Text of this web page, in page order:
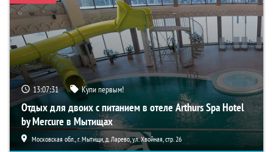
13:07:30 Купи первым!
Отдых для двоих с питанием в отеле Arthurs Spa Hotel
by Mercure в Мытищах
Московская обл., г. Мытищи, д. Ларево, ул. Хвойная, стр. 26